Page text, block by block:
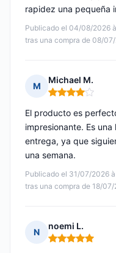
Publicado el 04/08/2026
tras una compra de 08/
rapidez una pequeña
M
Michael M.
Nota: 4 de 5
Publicado el 31/07/2026
tras una compra de 18/
El producto es
impresionante. Es
entrega, ya que
una semana.
N
noemi L.
Nota: 5 de 5